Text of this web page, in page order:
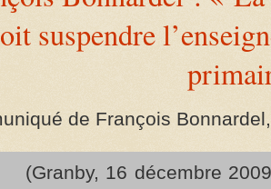
suspendre
de François
(Granby, 16 décembre